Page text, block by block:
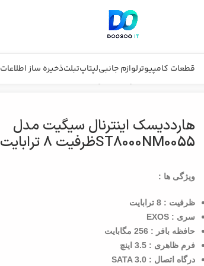
قطعات کامپیوترلوازم جانبیلپتاپتبلتذخیره ساز اطلاعات
هارددیسک اینترنال سیگیت مدل
ST8000NM0055ظرفیت 8 ترابایت
ویژگی ها :
ظرفیت : 8 ترابایت
سری : EXOS
حافظه بافر : 256 مگابایت
فرم ظاهری : 3.5 اینچ
درگاه اتصال : SATA 3.0